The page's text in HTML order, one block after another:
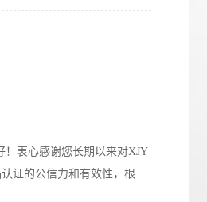
衷心感谢您长期以来对XJY
证的公信力和有效性，根据